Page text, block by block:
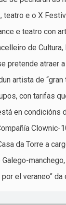
teatro e o X
e teatro con
de
pretende atraer
artista de “gran
con tarifas
en condicións
Clownic-
da Torre a
el veraneo” da